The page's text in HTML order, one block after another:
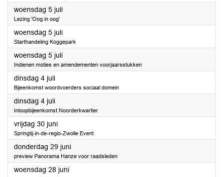
woensdag 5 juli2023
Lezing 'Oog in oog'
woensdag 5 juli2023
Starthandeling Koggepark
woensdag 5 juli2023
Indienen moties en amendementen voorjaarsstukken
dinsdag 4 juli2023
Bijeenkomst woordvoerders sociaal domein
dinsdag 4 juli2023
Inloopbijeenkomst Noorderkwartier
vrijdag 30 juni2023
Springtij-in-de-regio-Zwolle Event
donderdag 29 juni2023
preview Panorama Hanze voor raadsleden
woensdag 28 juni2023